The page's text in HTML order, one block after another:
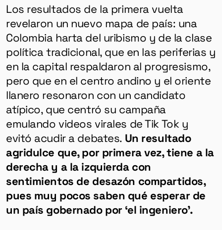
Los resultados de la primera vuelta
revelaron un nuevo mapa de país: una
Colombia harta del uribismo y de la clase
política tradicional, que en las periferias y
en la capital respaldaron al progresismo,
pero que en el centro andino y el oriente
llanero resonaron con un candidato
atípico, que centró su campaña
emulando videos virales de Tik Tok y
evitó acudir a debates. Un resultado
agridulce que, por primera vez, tiene a la
derecha y a la izquierda con
sentimientos de desazón compartidos,
pues muy pocos saben qué esperar de
un país gobernado por ‘el ingeniero’.